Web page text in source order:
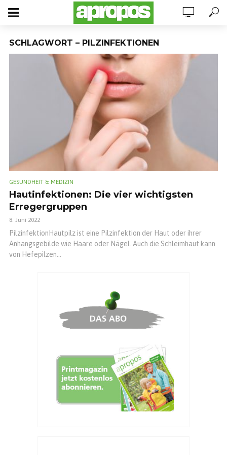
SCHLAGWORT – PILZINFEKTIONEN
GESUNDHEIT & MEDIZIN
Hautinfektionen: Die vier wichtigsten
Erregergruppen
8. Juni 2022
PilzinfektionHautpilz ist eine Pilzinfektion der Haut oder ihrer
Anhangsgebilde wie Haare oder Nägel. Auch die Schleimhaut kann
von Hefepilzen...